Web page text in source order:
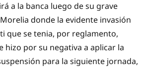
a la banca luego de su grave
donde la evidente invasión
que se tenia, por reglamento,
hizo por su negativa a aplicar la
para la siguiente jornada,